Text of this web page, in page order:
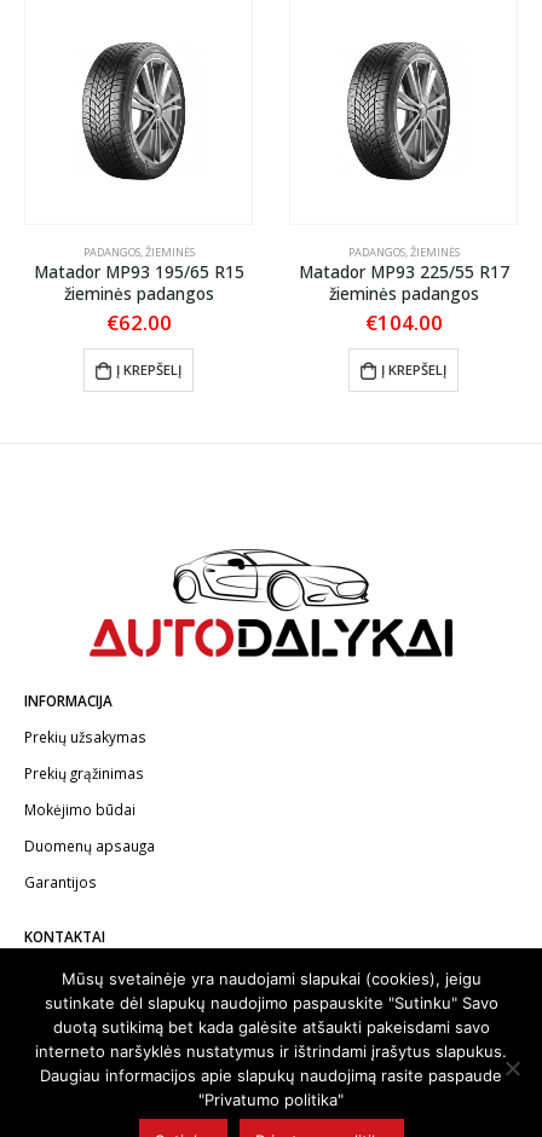
PADANGOS,ŽIEMINĖS
Matador MP93 195/65 R15
žieminės padangos
€62.00
Į KREPŠELĮ
PADANGOS,ŽIEMINĖS
Matador MP93 225/55 R17
žieminės padangos
€104.00
Į KREPŠELĮ
INFORMACIJA
Prekių užsakymas
Prekių grąžinimas
Mokėjimo būdai
Duomenų apsauga
Garantijos
KONTAKTAI
Telefonas:+370 602 62622
El.paštas: info@autodalykai.lt
Mūsų svetainėje yra naudojami slapukai (cookies), jeigu
sutinkate dėl slapukų naudojimo paspauskite "Sutinku" Savo
duotą sutikimą bet kada galėsite atšaukti pakeisdami savo
interneto naršyklės nustatymus ir ištrindami įrašytus slapukus.
Daugiau informacijos apie slapukų naudojimą rasite paspaude
"Privatumo politika"